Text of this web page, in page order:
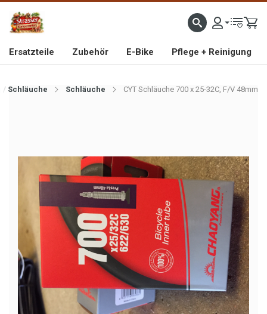
IMPORTEUR VON HOCHWERTIGEN FAHRRAD- UND MOFAERSATZTEILEN SEIT 1993
Ersatzteile Zubehör E-Bike Pflege + Reinigung
/ Schläuche Schläuche CYT Schläuche 700 x 25-32C, F/V 48mm